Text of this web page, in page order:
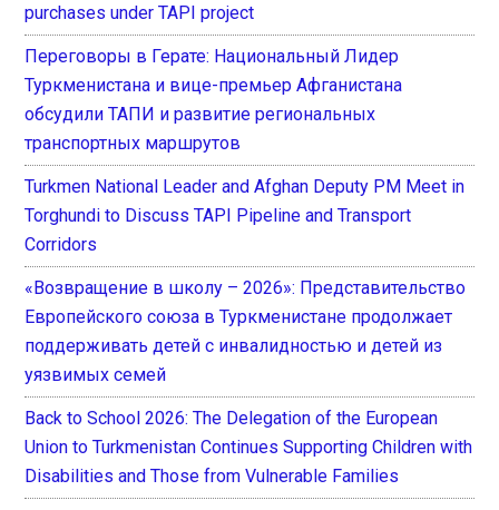
purchases under TAPI project
Переговоры в Герате: Национальный Лидер
Туркменистана и вице-премьер Афганистана
обсудили ТАПИ и развитие региональных
транспортных маршрутов
Turkmen National Leader and Afghan Deputy PM Meet in
Torghundi to Discuss TAPI Pipeline and Transport
Corridors
«Возвращение в школу – 2026»: Представительство
Европейского союза в Туркменистане продолжает
поддерживать детей с инвалидностью и детей из
уязвимых семей
Back to School 2026: The Delegation of the European
Union to Turkmenistan Continues Supporting Children with
Disabilities and Those from Vulnerable Families